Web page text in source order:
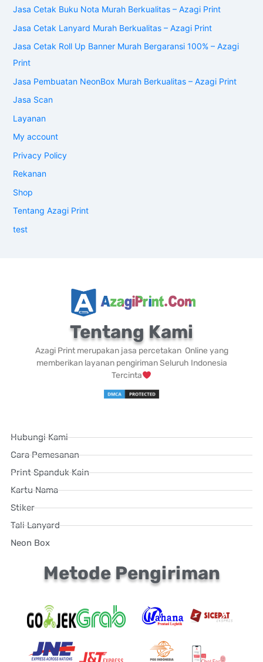
Jasa Cetak Buku Nota Murah Berkualitas – Azagi Print
Jasa Cetak Lanyard Murah Berkualitas – Azagi Print
Jasa Cetak Roll Up Banner Murah Bergaransi 100% – Azagi
Print
Jasa Pembuatan NeonBox Murah Berkualitas – Azagi Print
Jasa Scan
Layanan
My account
Privacy Policy
Rekanan
Shop
Tentang Azagi Print
test
Tentang Kami
Azagi Print merupakan jasa percetakan Online yang
memberikan layanan pengiriman Seluruh Indonesia
Tercinta
Hubungi Kami
Cara Pemesanan
Print Spanduk Kain
Kartu Nama
Stiker
Tali Lanyard
Neon Box
Metode Pengiriman